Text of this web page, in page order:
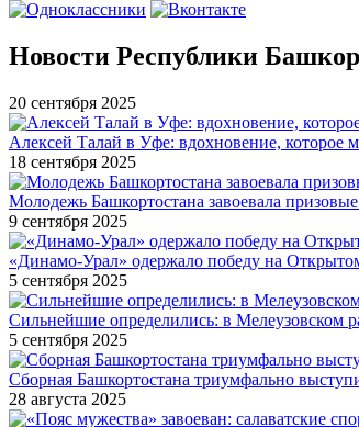
Новости Республики
20 сентября 2025
Алексей Талай в Уфе: вдохновение, которое
18 сентября 2025
Молодежь Башкортостана завоевала
9 сентября 2025
«Динамо-Урал» одержало победу на
5 сентября 2025
Сильнейшие определились: в Мелеузовском
5 сентября 2025
Сборная Башкортостана триумфально
28 августа 2025